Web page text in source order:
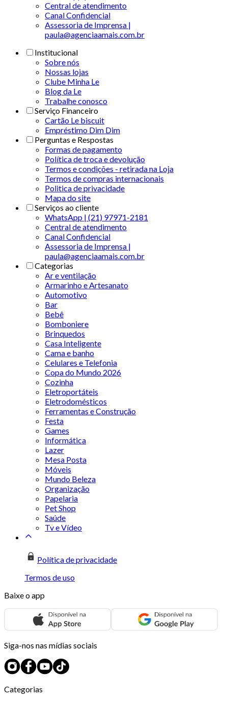
Central de atendimento
Canal Confidencial
Assessoria de Imprensa |
paula@agenciaamais.com.br
Institucional
Sobre nós
Nossas lojas
Clube Minha Le
Blog da Le
Trabalhe conosco
Serviço Financeiro
Cartão Le biscuit
Empréstimo Dim Dim
Perguntas e Respostas
Formas de pagamento
Política de troca e devolução
Termos e condições - retirada na Loja
Termos de compras internacionais
Politica de privacidade
Mapa do site
Serviços ao cliente
WhatsApp | (21) 97971-2181
Central de atendimento
Canal Confidencial
Assessoria de Imprensa |
paula@agenciaamais.com.br
Categorias
Ar e ventilação
Armarinho e Artesanato
Automotivo
Bar
Bebê
Bomboniere
Brinquedos
Casa Inteligente
Cama e banho
Celulares e Telefonia
Copa do Mundo 2026
Cozinha
Eletroportáteis
Eletrodomésticos
Ferramentas e Construção
Festa
Games
Informática
Lazer
Mesa Posta
Móveis
Mundo Beleza
Organização
Papelaria
Pet Shop
Saúde
Tv e Vídeo
Política de privacidade
Termos de uso
Baixe o app
Siga-nos nas mídias sociais
Categorias